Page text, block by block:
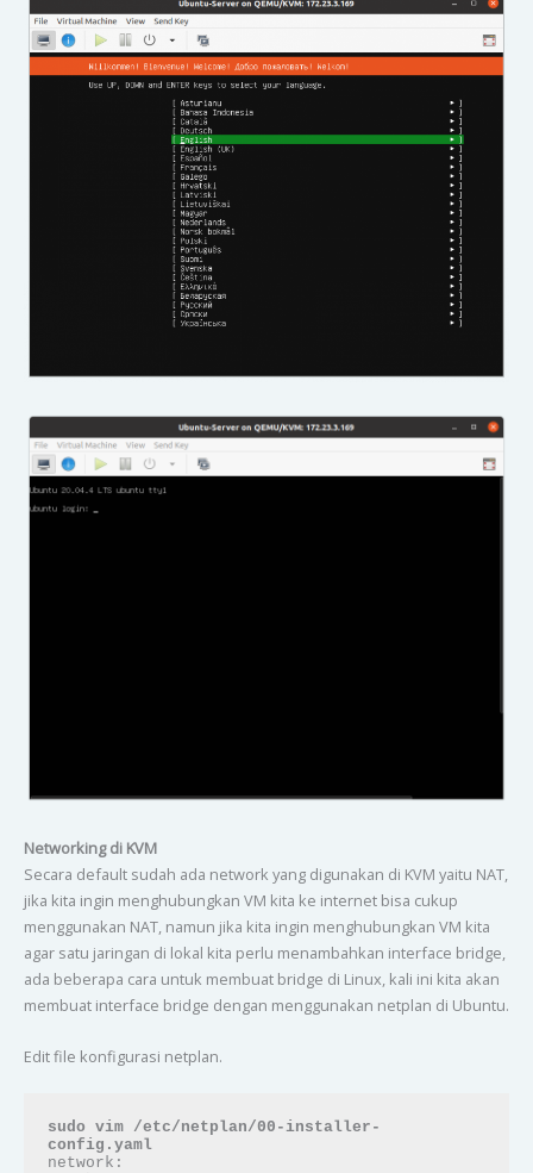
Networking di KVM
Secara default sudah ada network yang digunakan di KVM yaitu NAT,
jika kita ingin menghubungkan VM kita ke internet bisa cukup
menggunakan NAT, namun jika kita ingin menghubungkan VM kita
agar satu jaringan di lokal kita perlu menambahkan interface bridge,
ada beberapa cara untuk membuat bridge di Linux, kali ini kita akan
membuat interface bridge dengan menggunakan netplan di Ubuntu.
Edit file konfigurasi netplan.
sudo vim /etc/netplan/00-installer-
config.yaml
network: